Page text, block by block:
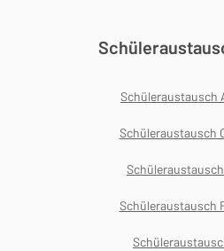
Schüleraustausch
Schüleraustausch
Schüleraustausch